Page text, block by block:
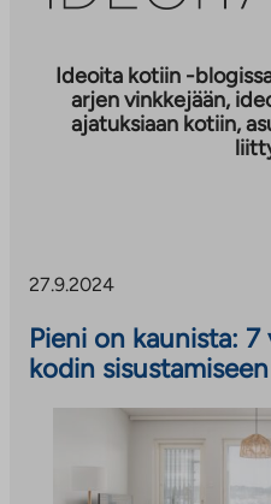
Ideoita kotiin -
arjen vinkkejään,
ajatuksiaan kotiin,
27.9.2024
Pieni on kaunista:
kodin sisustamiseen